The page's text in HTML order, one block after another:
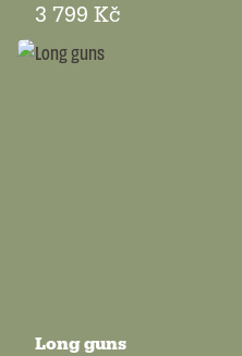
3 799 Kč
Long guns